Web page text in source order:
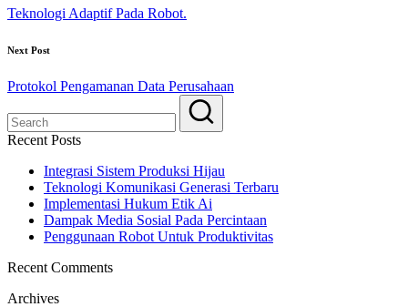
Teknologi Adaptif Pada Robot.
Next Post
Protokol Pengamanan Data Perusahaan
Recent Posts
Integrasi Sistem Produksi Hijau
Teknologi Komunikasi Generasi Terbaru
Implementasi Hukum Etik Ai
Dampak Media Sosial Pada Percintaan
Penggunaan Robot Untuk Produktivitas
Recent Comments
Archives